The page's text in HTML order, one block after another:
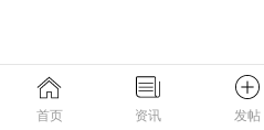
首页 资讯 发帖